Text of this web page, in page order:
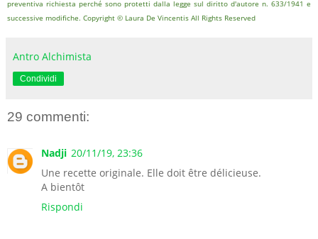
preventiva richiesta perché sono protetti dalla legge sul diritto d'autore n. 633/1941 e
successive modifiche. Copyright © Laura De Vincentis All Rights Reserved
Antro Alchimista
Condividi
29 commenti:
Nadji 20/11/19, 23:36
Une recette originale. Elle doit être délicieuse.
A bientôt
Rispondi